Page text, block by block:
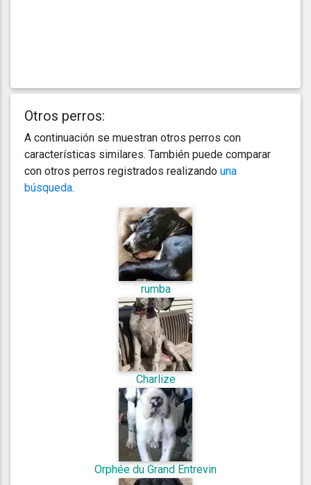
Otros perros:
A continuación se muestran otros perros con
características similares. También puede comparar
con otros perros registrados realizando una
búsqueda.
rumba
Charlize
Orphée du Grand Entrevin